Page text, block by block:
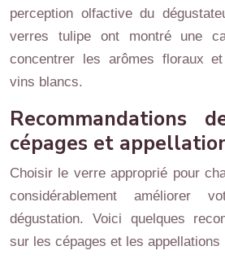
perception olfactive du
verres tulipe ont montré une
concentrer les arômes floraux
vins blancs.
Recommandations
cépages et
Choisir le verre approprié pour
considérablement améliorer
dégustation. Voici quelques
sur les cépages et les appellations